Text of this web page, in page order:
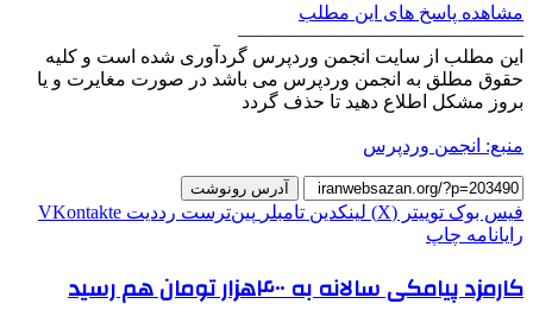
مشاهده پاسخ های این مطلب
———————————————
این مطلب از سایت انجمن وردپرس گردآوری شده است و کلیه
حقوق مطلق به انجمن وردپرس می باشد در صورت مغایرت و یا
بروز مشکل اطلاع دهید تا حذف گردد
منبع: انجمن وردپرس
آدرس رونوشت
فیس بوک توییتر (X) لینکدین ‫تامبلر ‫پین‌ترست ‫رددیت ‫VKontakte
رایانامه چاپ
کارمزد پیامکی سالانه به ۴۰۰هزار تومان هم رسید